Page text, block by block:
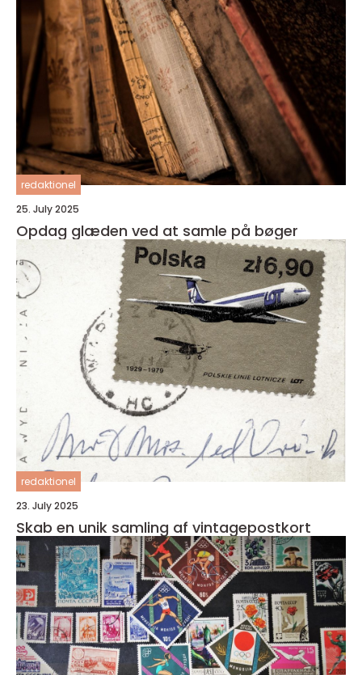
redaktionel
25. July 2025
Opdag glæden ved at samle på bøger
redaktionel
23. July 2025
Skab en unik samling af vintagepostkort